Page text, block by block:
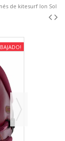
de kitesurf Ion Sol